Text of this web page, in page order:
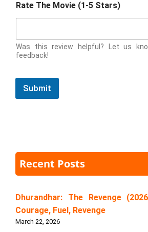
Rate The Movie (1-5 Stars)
Was this review helpful? Let us
feedback!
Submit
Recent Posts
Dhurandhar: The Revenge
Courage, Fuel, Revenge
March 22, 2026